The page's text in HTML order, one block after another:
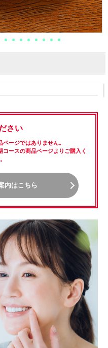
さい
ージではありません。
ースの商品ページよりご購入く
内はこちら